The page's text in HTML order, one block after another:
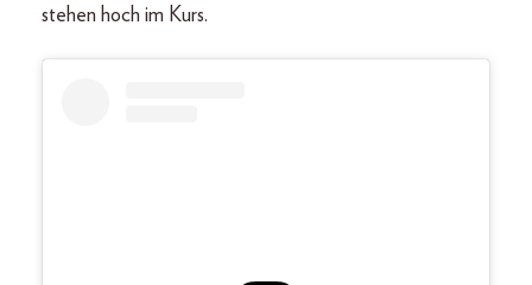
stehen hoch im Kurs.